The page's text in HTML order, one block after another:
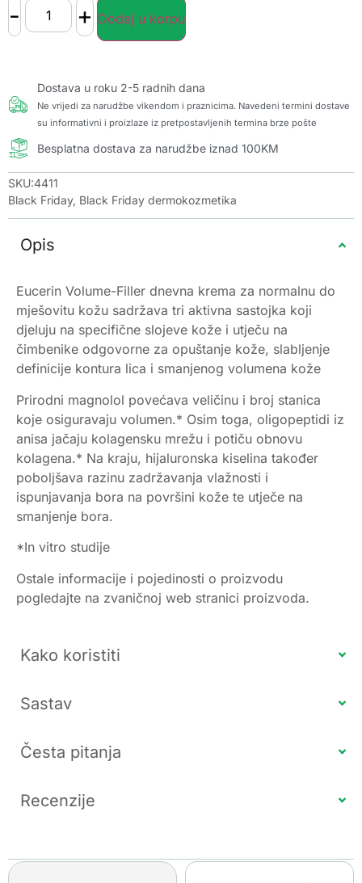
- + Dodaj u korpu
Dostava u roku 2-5 radnih dana
Ne vrijedi za narudžbe vikendom i praznicima. Navedeni termini dostave
su informativni i proizlaze iz pretpostavljenih termina brze pošte
Besplatna dostava za narudžbe iznad 100KM
SKU:4411
Black Friday, Black Friday dermokozmetika
Opis
Eucerin Volume-Filler dnevna krema za normalnu do
mješovitu kožu sadržava tri aktivna sastojka koji
djeluju na specifične slojeve kože i utječu na
čimbenike odgovorne za opuštanje kože, slabljenje
definicije kontura lica i smanjenog volumena kože
Prirodni magnolol povećava veličinu i broj stanica
koje osiguravaju volumen.* Osim toga, oligopeptidi iz
anisa jačaju kolagensku mrežu i potiču obnovu
kolagena.* Na kraju, hijaluronska kiselina također
poboljšava razinu zadržavanja vlažnosti i
ispunjavanja bora na površini kože te utječe na
smanjenje bora.
*In vitro studije
Ostale informacije i pojedinosti o proizvodu
pogledajte na zvaničnoj web stranici proizvoda.
Kako koristiti
Sastav
Česta pitanja
Recenzije